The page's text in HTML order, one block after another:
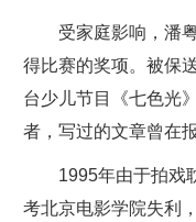
受家庭影响，潘
得比赛的奖项。被保
台少儿节目《七色光
者，写过的文章曾在
1995年由于拍戏
考北京电影学院失利